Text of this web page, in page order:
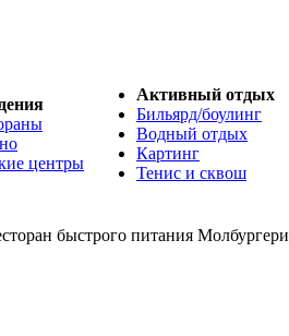
центры
Активный отдых
Бильярд/боулинг
Водный отдых
Картинг
Тенис и сквош
быстрого питания Молбургери